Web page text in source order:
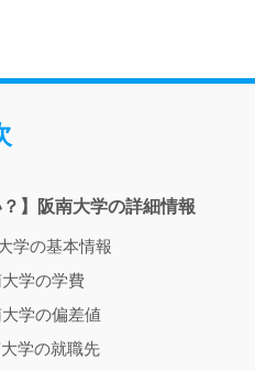
？】阪南大学の詳細情報
学の基本情報
学の学費
学の偏差値
学の就職先